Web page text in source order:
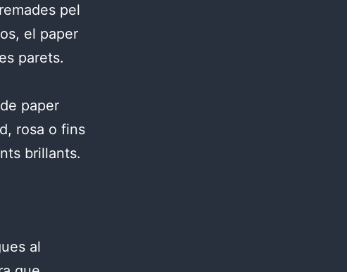
pel
el paper
parets.
paper
rosa o fins
brillants.
al